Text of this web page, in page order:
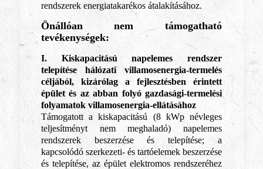
rendszerek energiatakarékos átalakításához.
Önállóan nem támogatható
tevékenységek:
I. Kiskapacitású napelemes rendszer
telepítése hálózati villamosenergia-termelés
céljából, kizárólag a fejlesztésben érintett
épület és az abban folyó gazdasági-termelési
folyamatok villamosenergia-ellátásához
Támogatott a kiskapacitású (8 kWp névleges
teljesítményt nem meghaladó) napelemes
rendszerek beszerzése és telepítése; a
kapcsolódó szerkezeti- és tartóelemek beszerzése
és telepítése, az épület elektromos rendszeréhez